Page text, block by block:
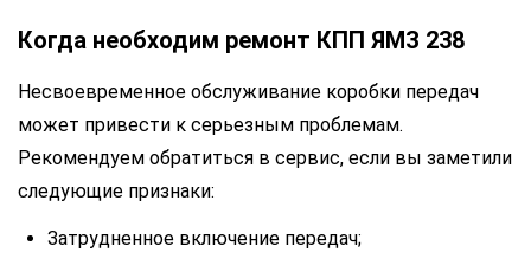
Когда необходим ремонт КПП ЯМЗ 238
Несвоевременное обслуживание коробки передач
может привести к серьезным проблемам.
Рекомендуем обратиться в сервис, если вы заметили
следующие признаки:
Затрудненное включение передач;